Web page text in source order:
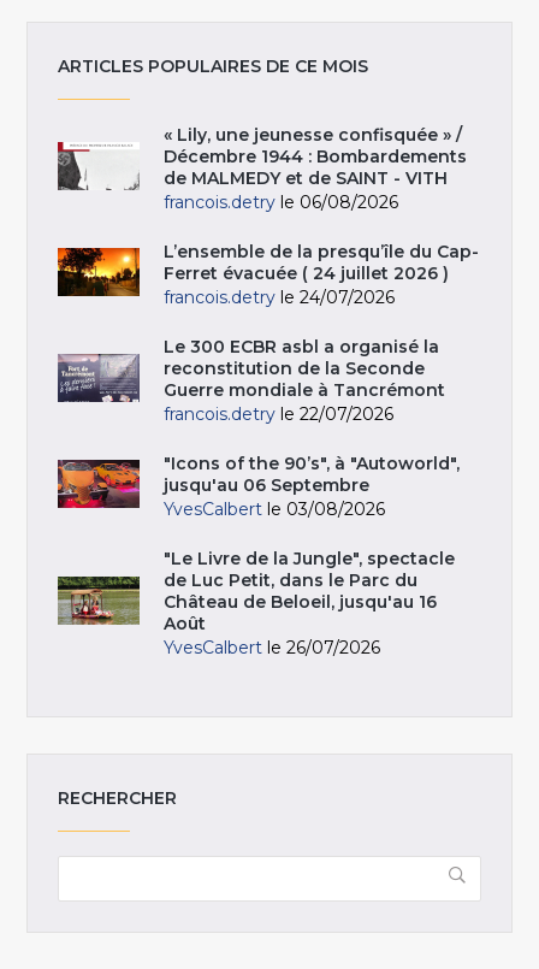
ARTICLES POPULAIRES DE CE MOIS
« Lily, une jeunesse confisquée » /
Décembre 1944 : Bombardements
de MALMEDY et de SAINT - VITH
francois.detry le 06/08/2026
L’ensemble de la presqu’île du Cap-
Ferret évacuée ( 24 juillet 2026 )
francois.detry le 24/07/2026
Le 300 ECBR asbl a organisé la
reconstitution de la Seconde
Guerre mondiale à Tancrémont
francois.detry le 22/07/2026
"Icons of the 90’s", à "Autoworld",
jusqu'au 06 Septembre
YvesCalbert le 03/08/2026
"Le Livre de la Jungle", spectacle
de Luc Petit, dans le Parc du
Château de Beloeil, jusqu'au 16
Août
YvesCalbert le 26/07/2026
RECHERCHER